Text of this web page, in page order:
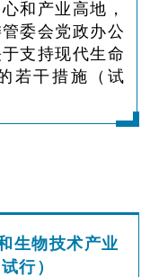
和产业高地，
委会党政办公
支持现代生命
若干措施（试
生物技术产业
行）